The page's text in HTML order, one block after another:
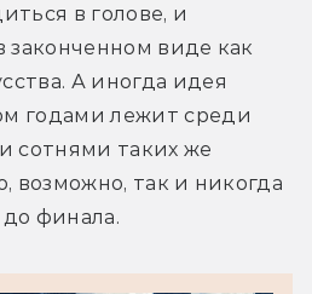
в голове, и
законченном виде как
А иногда идея
годами лежит среди
сотнями таких же
возможно, так и никогда
финала.